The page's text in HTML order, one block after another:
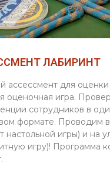
ЛАБИРИНТ
ассессмент для
оценочная игра.
сотрудников в
формате. Проводим
настольной игры) и на
игру)! Программа